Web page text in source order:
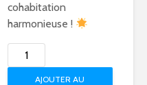
cohabitation
harmonieuse !
quantité
de
AJOUTER AU